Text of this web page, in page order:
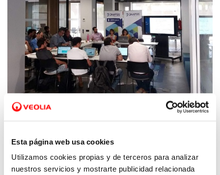
Esta página web usa cookies
Utilizamos cookies propias y de terceros para analizar
nuestros servicios y mostrarte publicidad relacionada
29 JUN 2022
en la mayor competición de ecoideas del
mundo